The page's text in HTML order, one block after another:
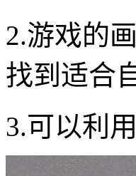
2.游戏的
找到适合
3.可以利